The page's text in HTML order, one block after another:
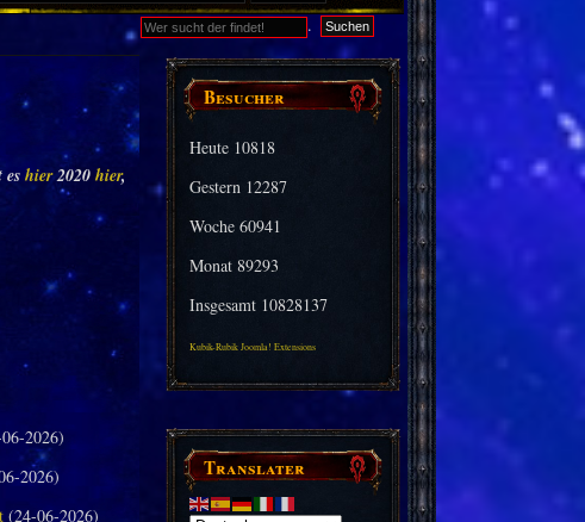
. Suchen
Besucher
Heute 10818
Gestern 12287
Woche60941
Monat89293
Insgesamt 10828137
Kubik-Rubik Joomla! Extensions
Translater
hier2020 hier,
2026)
2026)
(24-06-2026)